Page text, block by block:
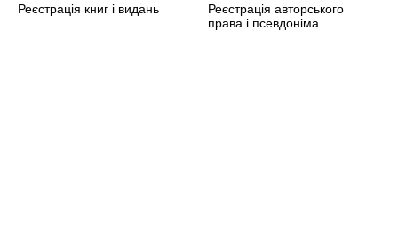
Реєстрація книг і видань
Реєстрація авторського
права і псевдоніма